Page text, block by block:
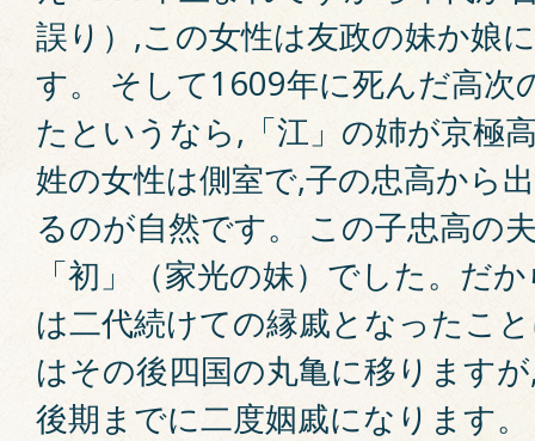
誤り）,この女性は友政の妹か娘
す。 そして1609年に死んだ高次
たというなら,「江」の姉が京極
姓の女性は側室で,子の忠高から
るのが自然です。 この子忠高の
「初」（家光の妹）でした。だ
は二代続けての縁戚となったこ
はその後四国の丸亀に移ります
後期までに二度姻戚になります